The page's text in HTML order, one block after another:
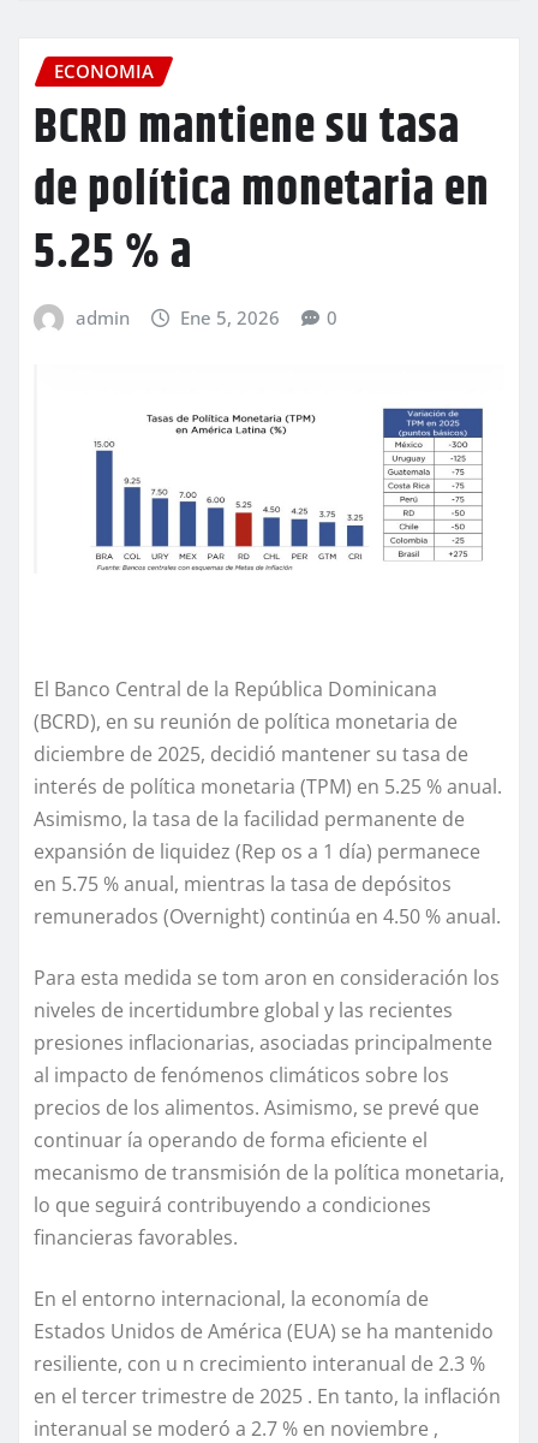
ECONOMIA
BCRD mantiene su tasa
de política monetaria en
5.25 % a
admin Ene 5, 2026 0
El Banco Central de la República Dominicana
(BCRD), en su reunión de política monetaria de
diciembre de 2025, decidió mantener su tasa de
interés de política monetaria (TPM) en 5.25 % anual.
Asimismo, la tasa de la facilidad permanente de
expansión de liquidez (Rep os a 1 día) permanece
en 5.75 % anual, mientras la tasa de depósitos
remunerados (Overnight) continúa en 4.50 % anual.
Para esta medida se tom aron en consideración los
niveles de incertidumbre global y las recientes
presiones inflacionarias, asociadas principalmente
al impacto de fenómenos climáticos sobre los
precios de los alimentos. Asimismo, se prevé que
continuar ía operando de forma eficiente el
mecanismo de transmisión de la política monetaria,
lo que seguirá contribuyendo a condiciones
financieras favorables.
En el entorno internacional, la economía de
Estados Unidos de América (EUA) se ha mantenido
resiliente, con u n crecimiento interanual de 2.3 %
en el tercer trimestre de 2025 . En tanto, la inflación
interanual se moderó a 2.7 % en noviembre ,